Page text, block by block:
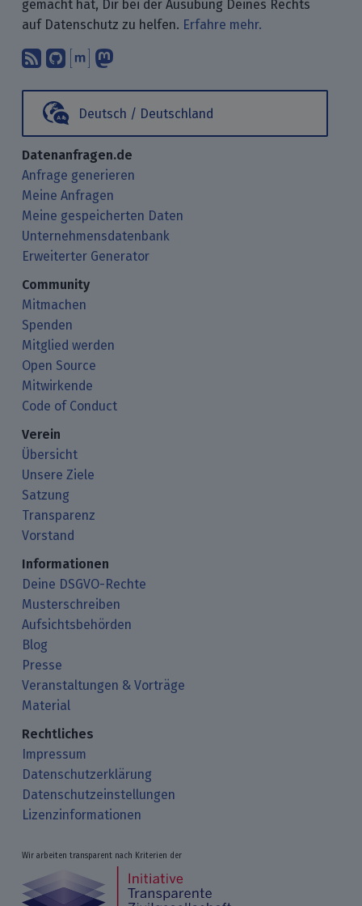
gemacht hat, Dir bei der Ausübung Deines Rechts
auf Datenschutz zu helfen. Erfahre mehr.
Abonniere unsere Blogbeiträge mit
Finde uns bei GitHub.
Unterhalte Dich mit uns über
Deutsch / Deutschland
Datenanfragen.de
Anfrage generieren
Meine Anfragen
Meine gespeicherten Daten
Unternehmensdatenbank
Erweiterter Generator
Community
Mitmachen
Spenden
Mitglied werden
Open Source
Mitwirkende
Code of Conduct
Verein
Übersicht
Unsere Ziele
Satzung
Transparenz
Vorstand
Informationen
Deine DSGVO-Rechte
Musterschreiben
Aufsichtsbehörden
Blog
Presse
Veranstaltungen & Vorträge
Material
Rechtliches
Impressum
Datenschutzerklärung
Datenschutzeinstellungen
Lizenzinformationen
Wir arbeiten transparent nach Kriterien der